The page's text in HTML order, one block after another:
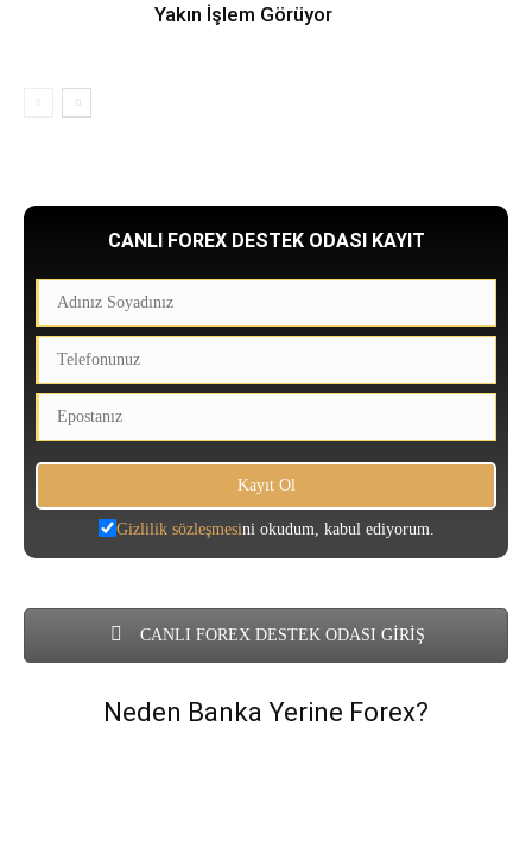
Yakın İşlem Görüyor
CANLI FOREX DESTEK ODASI KAYIT
Gizlilik sözleşmesini okudum, kabul ediyorum.
CANLI FOREX DESTEK ODASI GİRİŞ
Neden Banka Yerine Forex?